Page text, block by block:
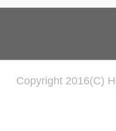
Copyright 2016(C)